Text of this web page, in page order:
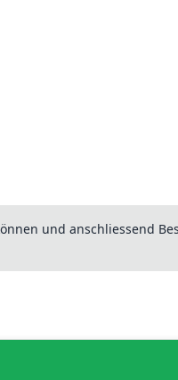
und anschliessend